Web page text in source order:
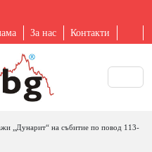
За нас Контакти
„Дунарит“ на събитие по повод 113-